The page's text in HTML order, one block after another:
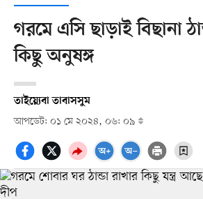
গরমে এসি ছাড়াই বিছানা
কিছু অনুষঙ্গ
তাইয়্যেবা তাবাসসুম
আপডেট: ০১ মে ২০২৪, ০৬: ০৯